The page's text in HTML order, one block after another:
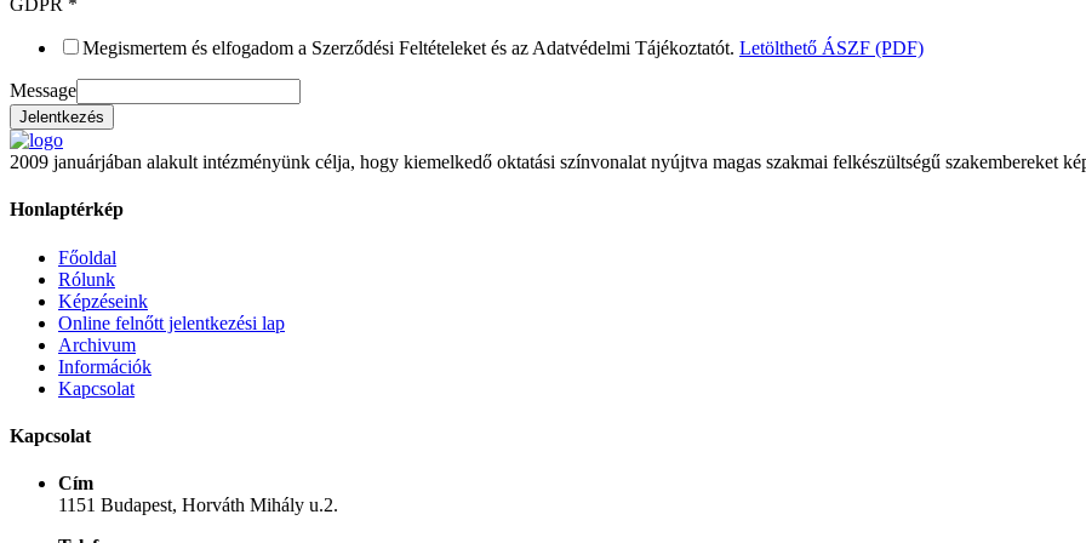
GDPR *
Megismertem és elfogadom a Szerződési Feltételeket és az Adatvédelmi Tájékoztatót. Letölthető ÁSZF (PDF)
Message
Jelentkezés
2009 januárjában alakult intézményünk célja, hogy kiemelkedő oktatási színvonalat nyújtva magas szakmai felkészültségű szakembereket
Honlaptérkép
Főoldal
Rólunk
Képzéseink
Online felnőtt jelentkezési lap
Archivum
Információk
Kapcsolat
Kapcsolat
Cím
1151 Budapest, Horváth Mihály u.2.